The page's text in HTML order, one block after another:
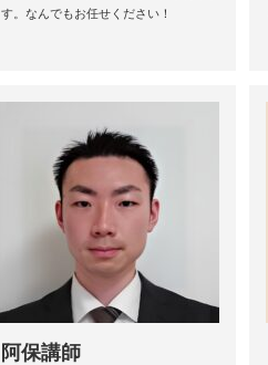
す。なんでもお任せください！
阿保講師